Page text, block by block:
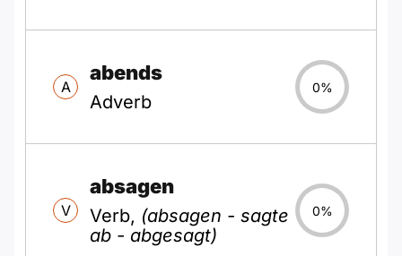
A
abends
Adverb
0%
V
absagen
Verb, (absagen - sagte
ab - abgesagt)
0%